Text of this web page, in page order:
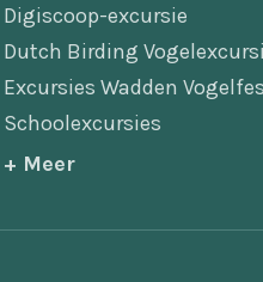
Digiscoop-excursie
Dutch Birding
Excursies Wadden
Schoolexcursies
+ Meer